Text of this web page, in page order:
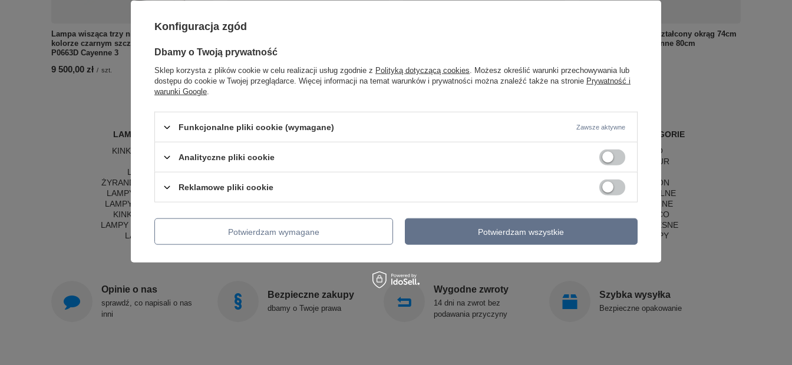
Lampa wisząca trzy nieregularne okręgi w
kolorze czarnym szczotkowanym Maxlight
P0663D Cayenne 3
9 500,00 zł / szt.
3000K Maxlight P0681 Longi 50W
Lampa wisząca zniekształcony okrąg 74cm
Maxlight P0662D Cayenne 80cm
LAMPY WEWNĘTRZNE
KINKIETY NAD LUSTRO
ŻYRANDOLE
LAMPKI NOCNE
ŻYRANDOLE KRYSZTAŁOWE
LAMPY WISZĄCE CZARNE
LAMPY WISZĄCE - OKRĘGI
KINKIETY DO SYPIALNI
LAMPY SUFITOWE OKRĄGŁE
LAMPY WISZĄCE
LAMPY ZEWNĘTRZNE
LAMPY OGRODOWE - WISZĄCE
LAMPY OGRODOWE - SUFITOWE
OŚWIETLENIE SCHODÓW
ZEWNĘTRZNE
SOLLUX
POPULARNE KATEGORIE
LAMPY RETRO
LAMPY GLAMOUR
LAMPY HAMPTON
LAMPY RUSTYKALNE
LAMPY KLASYCZNE
LAMPY ART DECO
LAMPY NOWOCZESNE
STYLOWE LAMPY
Opinie o nas
sprawdź, co napisali o nas
inni
Bezpieczne zakupy
dbamy o Twoje prawa
Wygodne zwroty
14 dni na zwrot bez
podawania przyczyny
Szybka wysyłka
Bezpieczne opakowanie
Konfiguracja zgód
Dbamy o Twoją prywatność
Sklep korzysta z plików cookie w celu realizacji usług zgodnie z Polityką dotyczącą cookies . Możesz określić warunki przechowywania lub
dostępu do cookie w Twojej przeglądarce. Więcej informacji na temat warunków i prywatności można znaleźć także na stronie Prywatność i
warunki Google
Funkcjonalne pliki cookie (wymagane) Zawsze aktywne
Analityczne pliki cookie
Reklamowe pliki cookie
Potwierdzam wymagane Potwierdzam wszystkie